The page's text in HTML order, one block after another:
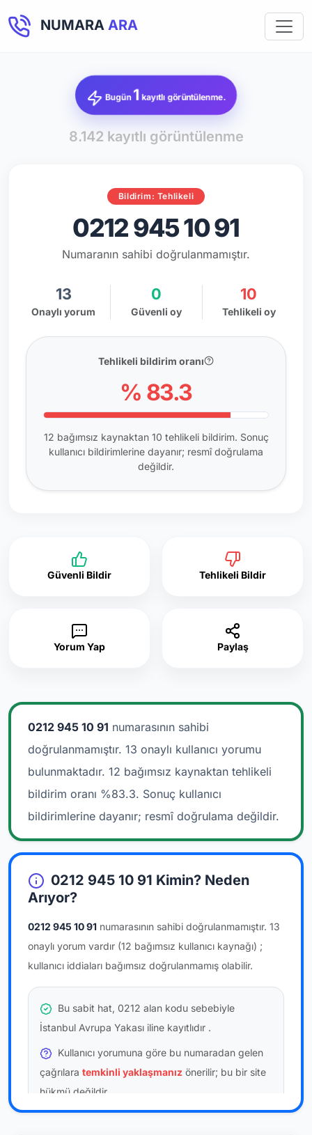
NUMARA ARA
Bugün1 kayıtlı görüntülenme.
8.142 kayıtlı görüntülenme
Bildirim: Tehlikeli
0212 945 10 91
Numaranın sahibi doğrulanmamıştır.
13
Onaylı yorum
0
Güvenli oy
10
Tehlikeli oy
Tehlikeli bildirim oranı
% 83.3
12 bağımsız kaynaktan 10 tehlikeli bildirim. Sonuç
kullanıcı bildirimlerine dayanır; resmî doğrulama
değildir.
Güvenli Bildir Tehlikeli Bildir
Yorum Yap Paylaş
0212 945 10 91 numarasının sahibi
doğrulanmamıştır. 13 onaylı kullanıcı yorumu
bulunmaktadır. 12 bağımsız kaynaktan tehlikeli
bildirim oranı %83.3. Sonuç kullanıcı
bildirimlerine dayanır; resmî doğrulama değildir.
0212 945 10 91 Kimin? Neden
Arıyor?
0212 945 10 91 numarasının sahibi doğrulanmamıştır. 13
onaylı yorum vardır (12 bağımsız kullanıcı kaynağı) ;
kullanıcı iddiaları bağımsız doğrulanmamış olabilir.
Bu sabit hat, 0212 alan kodu sebebiyle
İstanbul Avrupa Yakası iline kayıtlıdır .
Kullanıcı yorumuna göre bu numaradan gelen
çağrılara temkinli yaklaşmanız önerilir; bu bir site
hükmü değildir.
Bu bilgiler onaylı kullanıcı bildirimlerine dayanır;